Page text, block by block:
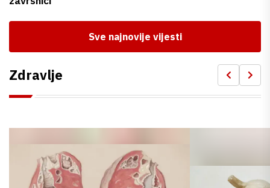
Sve najnovije vijesti
Zdravlje